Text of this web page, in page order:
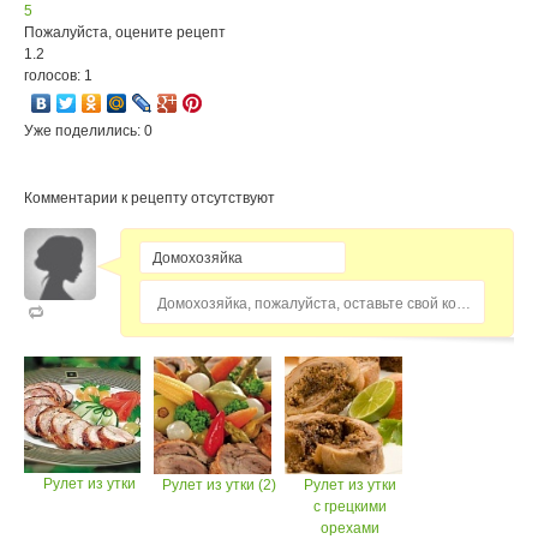
5
Пожалуйста, оцените рецепт
1.2
голосов: 1
Уже поделились: 0
Комментарии к рецепту отсутствуют
Домохозяйка, пожалуйста, оставьте свой комментарий...
Рулет из утки Рулет из утки (2)
Рулет из утки
с грецкими
орехами